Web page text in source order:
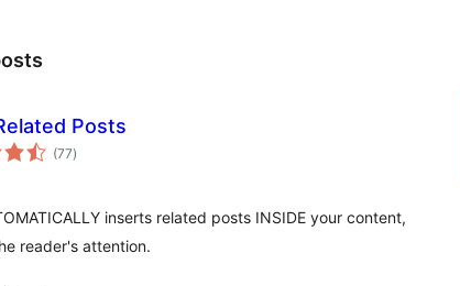
Posts
(77कुल
रेटिङ्गहरू
)
inserts related posts INSIDE your content,
reader's attention.